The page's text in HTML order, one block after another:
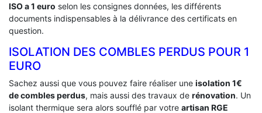
ISO a 1 euro selon les consignes données, les différents
documents indispensables à la délivrance des certificats en
question.
ISOLATION DES COMBLES PERDUS POUR 1
EURO
Sachez aussi que vous pouvez faire réaliser une isolation 1€
de combles perdus, mais aussi des travaux de rénovation. Un
isolant thermique sera alors soufflé par votre artisan RGE